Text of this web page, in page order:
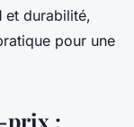
et durabilité,
pour une
prix :